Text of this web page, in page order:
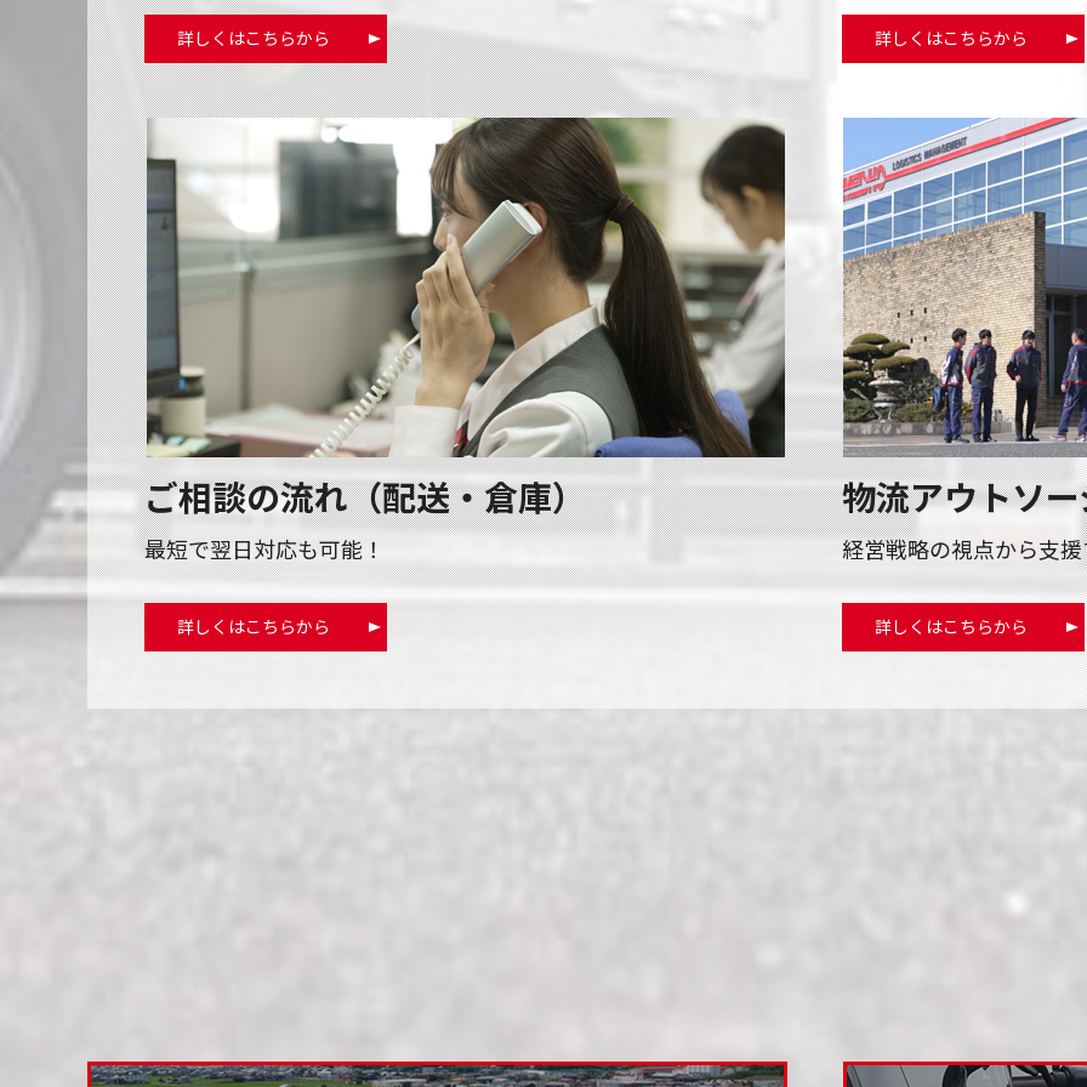
詳しくはこちらから 詳しくはこちらから
ご相談の流れ（配送・倉庫）
最短で翌日対応も可能！
詳しくはこちらから
物流アウトソ
経営戦略の視点から支
詳しくはこちらから